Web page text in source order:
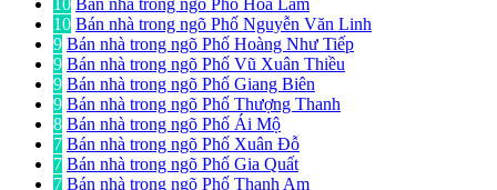
10 Bán nhà trong ngõ Phố Nguyễn Văn Linh
9 Bán nhà trong ngõ Phố Hoàng Như Tiếp
9 Bán nhà trong ngõ Phố Vũ Xuân Thiều
9 Bán nhà trong ngõ Phố Giang Biên
9 Bán nhà trong ngõ Phố Thượng Thanh
8 Bán nhà trong ngõ Phố Ái Mộ
7 Bán nhà trong ngõ Phố Xuân Đỗ
7 Bán nhà trong ngõ Phố Gia Quất
7 Bán nhà trong ngõ Phố Thanh Am